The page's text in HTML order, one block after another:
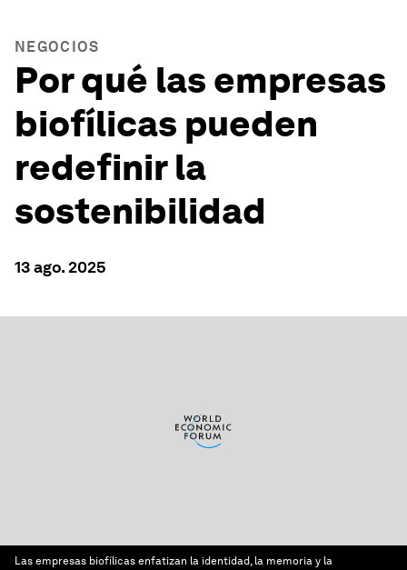
NEGOCIOS
Por qué las empresas
biofílicas pueden
redefinir la
sostenibilidad
13 ago. 2025
Las empresas biofílicas enfatizan la identidad, la memoria y la